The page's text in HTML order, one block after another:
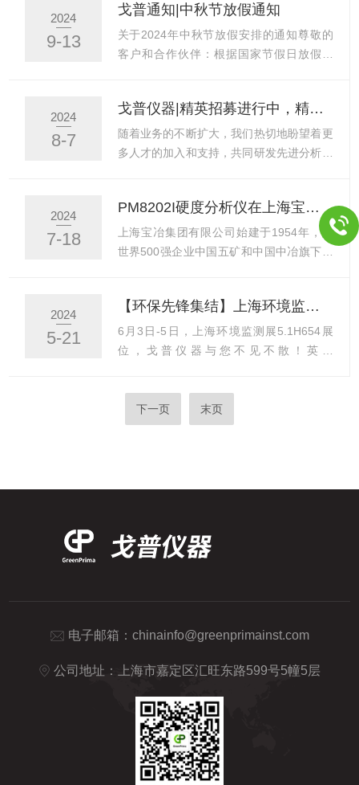
【三台阁】，路上是满山飘香的金桂和尽收
眼底的钱塘江西湖，让我们的徒步之旅更添
乐趣，本次徒步约12公里，海拔累计差
里的辛勤付出表示衷心的感谢！根据国家法
定假期的规定，并结合我公司实际情况，现
对2024年国庆节放假安排通知如下：放假
二）正常上班。请大家提前做好工作安排，
确保在假期前完成各项工作任务。在假期期
间，希望大家能够合理安排作息时间，与家
2024
9-13
戈普通知|中秋节放假通知
关于2024年中秋节放假安排的通知尊敬的
客户和合作伙伴：根据国家节假日放假规
9月15日至9月17日公休放假，共3天。9月
18日(星期三)照常上班。二、放假期间，请
大家注意出行安全，特别是远途旅游的员
安全检查，消除安全隐患，确保放假期间公
司的安全稳定。同时，也请各部门做好节后
的工作安排，确保工作的顺利进行。最后，
2024
8-7
戈普仪器|精英招募进行中，精选岗位等你来投！
随着业务的不断扩大，我们热切地盼望着更
多人才的加入和支持，共同研发先进分析仪
进一步深入了解职位需求吧。一、关于我
们：戈普仪器（上海）致力于光学化学分
析、传感技术、超声分散及恒温技术研究，
量解决方案和实验室前处理解决方案。主要
客户类型包括科研院所、医疗机构、检验检
疫所、食品制药以及污废水厂、自来水厂、
2024
7-18
PM8202I硬度分析仪在上海宝冶集团—中国航发项目冷循环水中的应用
上海宝冶集团有限公司始建于1954年，是
世界500强企业中国五矿和中国中冶旗下的
包和专业承包最高资质，是高新技术企业、
国家知识产权示范企业、国家企业技术中
心、国家技术标准创新基地，也是中央企业
代表。近期，宝治集团在中国航发项目中应
用了一款我司先进的水质监测设备——
2024
5-21
【环保先锋集结】上海环境监测展，戈普仪器与您共创绿色未来！
6月3日-5日，上海环境监测展5.1H654展
位，戈普仪器与您不见不散！英国
是设计和制造水环境监测仪表及实验室前处
理设备的专业厂家，产品分别产于英国、美
院所、医疗机构、食品制药以及环境与工业
过程控制装备制造商...
下一页 末页
电子邮箱： chinainfo@greenprimainst.com
公司地址：上海市嘉定区汇旺东路599号5幢5层